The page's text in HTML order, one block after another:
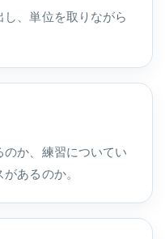
、単位を取りながら
か、練習についてい
あるのか。